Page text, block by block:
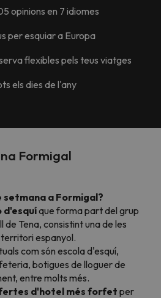
opinions en 7 idiomes
per esquiar a Europa
flexibles pels teus viatges
els dies de l'any
Formigal
a Formigal?
d'esquíque forma part del grup
de Tena, consistint una de les
espanyol.
com són escola d'esquí,
botigues de lloguer de
entre molts més.
d'hotel més forfet per